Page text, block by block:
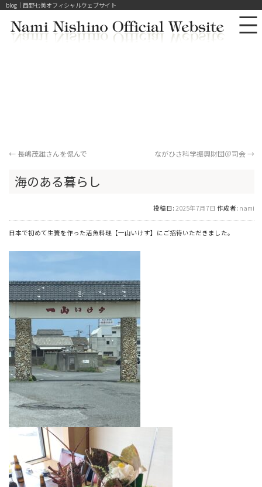
blog｜西野七美オフィシャルウェブサイト
←長嶋茂雄さんを偲んで ながひさ科学振興財団＠司会→
海のある暮らし
投稿日: 2025年7月7日 作成者: nami
日本で初めて生簀を作った活魚料理【一山いけす】にご招待いただきました。